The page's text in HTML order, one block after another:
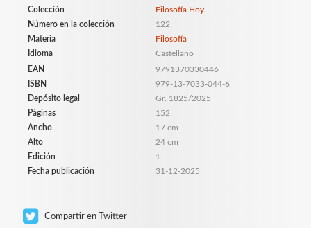
Colección
Filosofía Hoy
Número en la colección
122
Materia
Filosofía
Idioma
Castellano
EAN
9791370330446
ISBN
979-13-7033-044-6
Depósito legal
Gr. 1825/2025
Páginas
152
Ancho
17 cm
Alto
24 cm
Edición
1
Fecha publicación
31-12-2025
Compartir en Twitter